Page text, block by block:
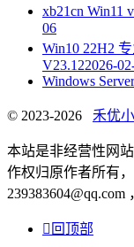
xb21cn Win11
06
Win10 22H2
V23.122026-
Windows
© 2023-2026 禾优
本站是非经营性网
作权归原作者所有
 回顶部